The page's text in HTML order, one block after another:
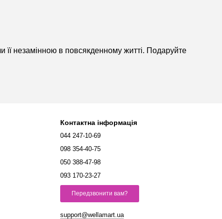
її незамінною в повсякденному житті. Подаруйте
Контактна інформація
044 247-10-69
098 354-40-75
050 388-47-98
093 170-23-27
Передзвонити вам?
support@wellamart.ua